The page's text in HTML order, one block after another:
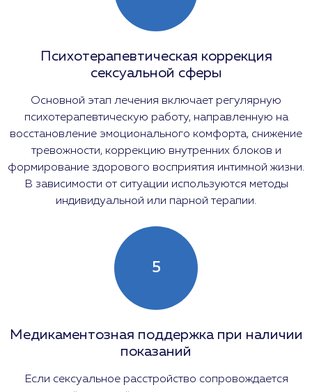
Психотерапевтическая коррекция
сексуальной сферы
Основной этап лечения включает регулярную
психотерапевтическую работу, направленную на
восстановление эмоционального комфорта, снижение
тревожности, коррекцию внутренних блоков и
формирование здорового восприятия интимной жизни.
В зависимости от ситуации используются методы
индивидуальной или парной терапии.
5
Медикаментозная поддержка при наличии
показаний
Если сексуальное расстройство сопровождается